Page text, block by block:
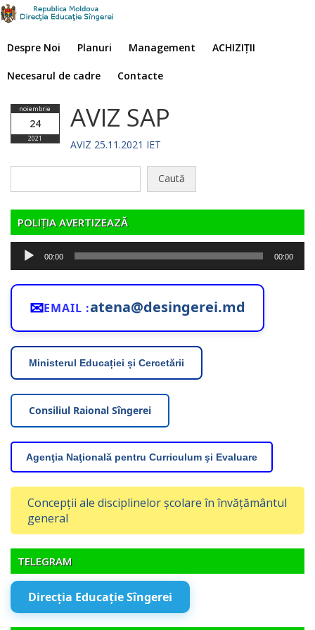
Despre Noi Planuri Management ACHIZIȚII
Necesarul de cadre Contacte
noiembrie
24
2021
AVIZ SAP
AVIZ 25.11.2021 IET
POLIȚIA AVERTIZEAZĂ
Player
audio
00:00 00:00
✉EMAIL :atena@desingerei.md
Ministerul Educației și Cercetării
Consiliul Raional Sîngerei
Agenţia Naţională pentru Curriculum şi Evaluare
Concepții ale disciplinelor școlare în învățământul
general
TELEGRAM
Direcția Educație Sîngerei